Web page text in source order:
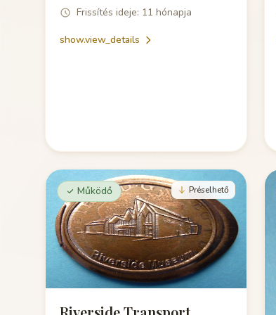
Frissítés ideje: 11 hónapja
show.view_details
Működő Préselhető